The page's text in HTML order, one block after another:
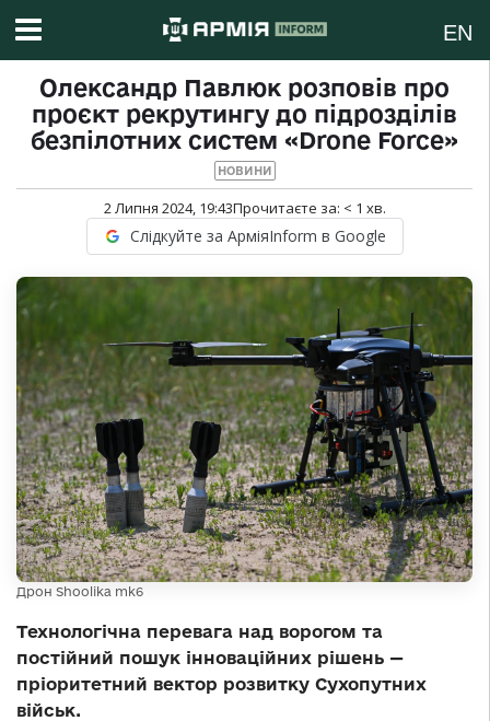
EN
Олександр Павлюк розповів про
проєкт рекрутингу до підрозділів
безпілотних систем «Drone Force»
НОВИНИ
2 Липня 2024, 19:43Прочитаєте за: < 1 хв.
Слідкуйте за АрміяInform в Google
Дрон Shoolika mk6
Технологічна перевага над ворогом та
постійний пошук інноваційних рішень —
пріоритетний вектор розвитку Сухопутних
військ.